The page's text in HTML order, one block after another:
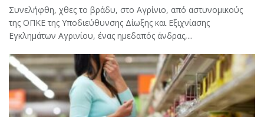
Συνελήφθη, χθες το βράδυ, στο Αγρίνιο, από αστυνομικούς
της ΟΠΚΕ της Υποδιεύθυνσης Δίωξης και Εξιχνίασης
Εγκλημάτων Αγρινίου, ένας ημεδαπός άνδρας,...